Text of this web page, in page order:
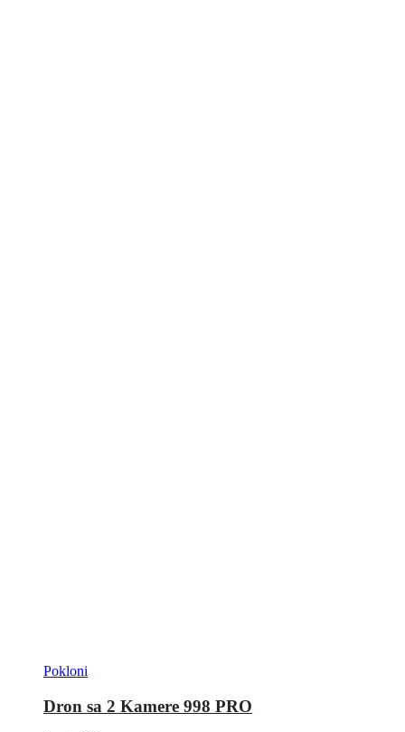
Pokloni
Dron sa 2 Kamere 998 PRO